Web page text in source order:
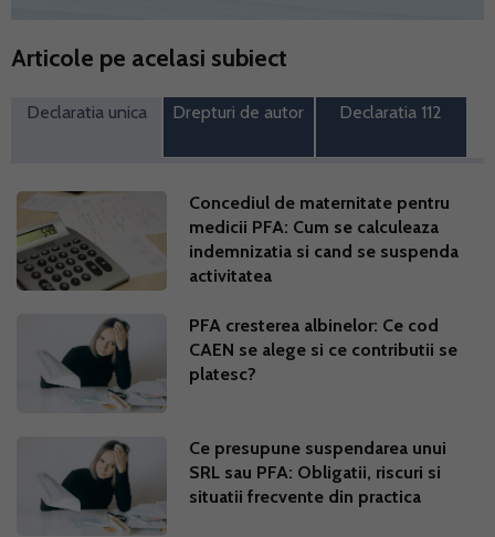
Articole pe acelasi subiect
Declaratia unica Drepturi de autor Declaratia 112
Concediul de maternitate pentru
medicii PFA: Cum se calculeaza
indemnizatia si cand se suspenda
activitatea
PFA cresterea albinelor: Ce cod
CAEN se alege si ce contributii se
platesc?
Ce presupune suspendarea unui
SRL sau PFA: Obligatii, riscuri si
situatii frecvente din practica